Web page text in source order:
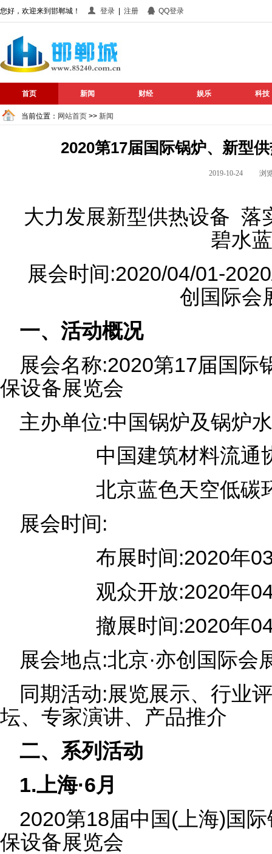
您好，欢迎来到邯郸城！ 登录 注册 QQ登录
首页 新闻 财经 娱乐 科技
当前位置： 网站首页 >> 新闻
2020第17届国际锅炉、新型
2019-10-24 浏
大力发展新型供热设备
碧水
展会时间:2020/04/01-
创国际会
一、活动概况
展会名称:2020第17届国际
保设备展览会
主办单位:中国锅炉及锅炉
中国建筑材料流通协
北京蓝色天空低碳环
展会时间:
布展时间:2020年03
观众开放:2020年04
撤展时间:2020年04
展会地点:北京·亦创国际会
同期活动:展览展示、行业
坛、专家演讲、产品推介
二、系列活动
1.上海·6月
2020第18届中国(上海)国
保设备展览会